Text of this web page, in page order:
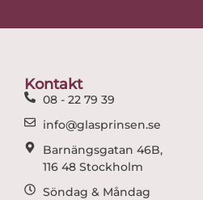
Kontakt
08 - 22 79 39
info@glasprinsen.se
Barnängsgatan 46B,
116 48 Stockholm
Söndag & Måndag